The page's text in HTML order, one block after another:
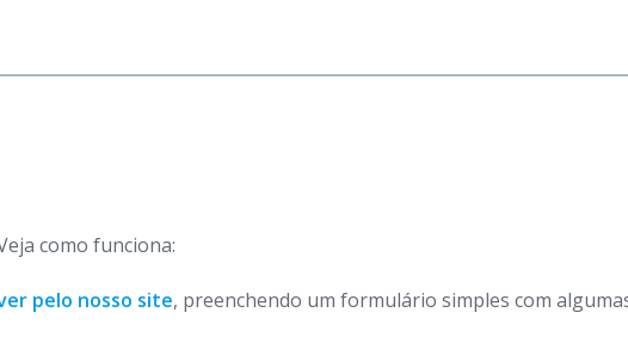
como funciona:
pelo nosso site, preenchendo um formulário simples com